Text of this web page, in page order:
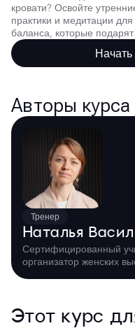
кровати? Освойте
практики и медитации
баланса, которые
Авторы курса
Тренер
Наталья
Сертифицированный
организатор женских
Этот курс